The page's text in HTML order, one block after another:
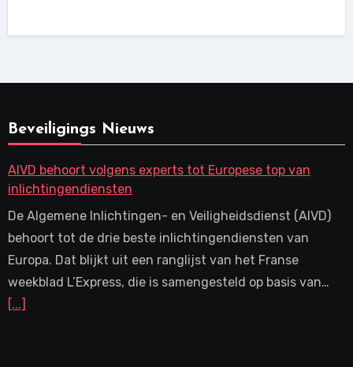
Beveiligings Nieuws
AIVD behoort volgens experts tot Europese top van
inlichtingendiensten
De Algemene Inlichtingen- en Veiligheidsdienst (AIVD)
behoort tot de drie beste inlichtingendiensten van
Europa. Dat blijkt uit een ranglijst van het Franse
weekblad L’Express, die is samengesteld op basis van…
[...]